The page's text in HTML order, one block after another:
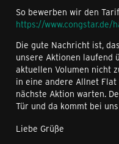
So bewerben wir den
https://
Die gute Nachricht ist,
unsere Aktionen laufend
aktuellen Volumen nicht
in eine andere Allnet
nächste Aktion warten.
Tür und da kommt bei
Liebe Grüße